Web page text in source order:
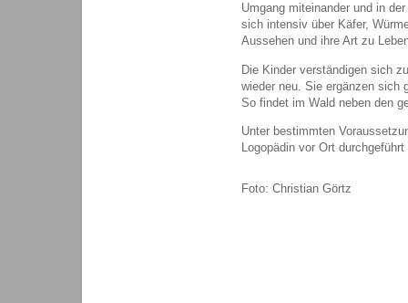
Umgang miteinander und in
sich intensiv über Käfer,
Aussehen und ihre Art zu
Die Kinder verständigen sich
wieder neu. Sie ergänzen sich
So findet im Wald neben den
Unter bestimmten
Logopädin vor Ort durchgeführt
Foto: Christian Görtz